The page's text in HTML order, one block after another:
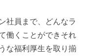
社員まで、どんなラ
働くことができそれ
な福利厚生を取り揃